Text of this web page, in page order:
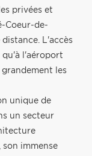
privées et
Coeur-de-
L'accès
qu'à l'aéroport
les
unique de
un secteur
son immense